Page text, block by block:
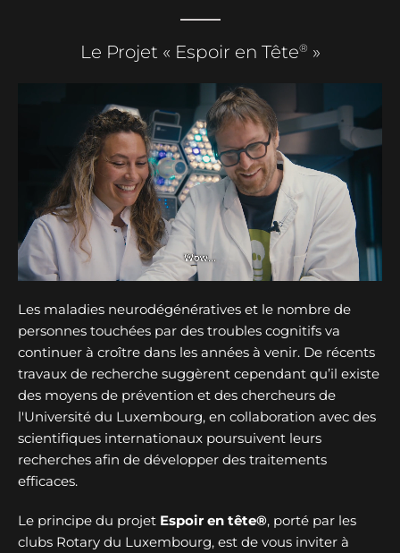
Le Projet « Espoir en Tête® »
Les maladies neurodégénératives et le nombre de
personnes touchées par des troubles cognitifs va
continuer à croître dans les années à venir. De récents
travaux de recherche suggèrent cependant qu’il existe
des moyens de prévention et des chercheurs de
l'Université du Luxembourg, en collaboration avec des
scientifiques internationaux poursuivent leurs
recherches afin de développer des traitements
efficaces.
Le principe du projet Espoir en tête®, porté par les
clubs Rotary du Luxembourg, est de vous inviter à